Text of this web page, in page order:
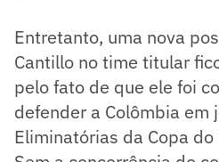
Entretanto, uma nova
Cantillo no time titular
pelo fato de que ele foi
defender a Colômbia em
Eliminatórias da Copa